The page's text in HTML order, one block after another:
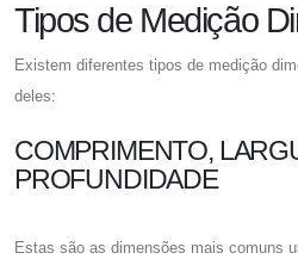
Tipos de Medição
Existem diferentes tipos de medição
deles:
COMPRIMENTO,
PROFUNDIDADE
Estas são as dimensões mais comuns